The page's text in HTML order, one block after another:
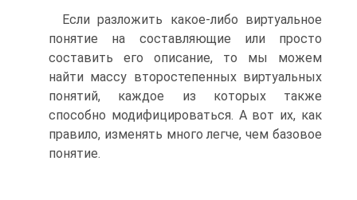
Если разложить какое-либо виртуальное
понятие на составляющие или просто
составить его описание, то мы можем
найти массу второстепенных виртуальных
понятий, каждое из которых также
способно модифицироваться. А вот их, как
правило, изменять много легче, чем базовое
понятие.